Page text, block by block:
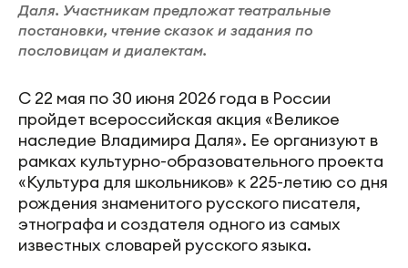
Даля. Участникам предложат театральные
постановки, чтение сказок и задания по
пословицам и диалектам.
С 22 мая по 30 июня 2026 года в России
пройдет всероссийская акция «Великое
наследие Владимира Даля». Ее организуют в
рамках культурно-образовательного проекта
«Культура для школьников» к 225-летию со дня
рождения знаменитого русского писателя,
этнографа и создателя одного из самых
известных словарей русского языка.